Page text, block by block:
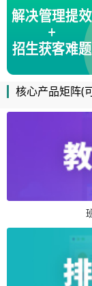
核心产品矩阵(